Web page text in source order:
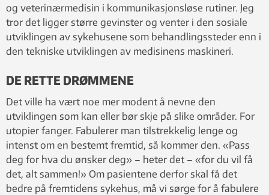
og veterinærmedisin i kommunikasjonsløse rutiner. Jeg
tror det ligger større gevinster og venter i den sosiale
utviklingen av sykehusene som behandlingssteder enn i
den tekniske utviklingen av medisinens maskineri.
DE RETTE DRØMMENE
Det ville ha vært noe mer modent å nevne den
utviklingen som kan eller bør skje på slike områder. For
utopier fanger. Fabulerer man tilstrekkelig lenge og
intenst om en bestemt fremtid, så kommer den. «Pass
deg for hva du ønsker deg» – heter det – «for du vil få
det, alt sammen!» Om pasientene derfor skal få det
bedre på fremtidens sykehus, må vi sørge for å fabulere